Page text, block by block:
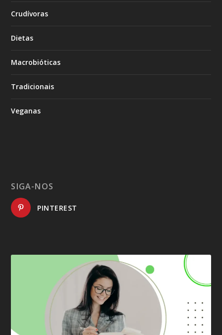
Crudívoras
Dietas
Macrobióticas
Tradicionais
Veganas
SIGA-NOS
PINTEREST